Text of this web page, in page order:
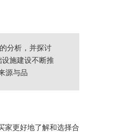
分析，并探讨
施建设不断推
源与品
家更好地了解和选择合